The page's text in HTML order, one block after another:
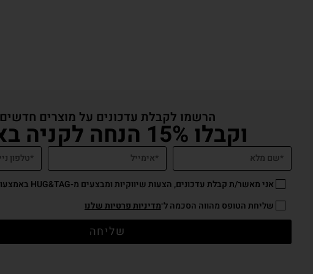
הרשמו לקבלת עדכונים על מוצרים חדשים
וקבלו 15% הנחה לקניה באתר
אני מאשר/ת קבלת עדכונים, הצעות שיווקיות ומבצעים מ-HUG&TAG באמצעות דוא”ל ו/או SMS.
שליחת הטופס מהווה הסכמה ל־מדיניות פרטיות שלנו
שליחה